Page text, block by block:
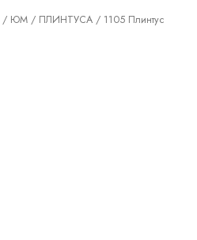
/ ЮМ / ПЛИНТУСА / 1105 Плинтус